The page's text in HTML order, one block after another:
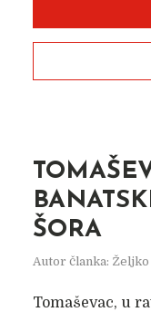
ŠORA
Autor članka: Željko
Tomaševac, u